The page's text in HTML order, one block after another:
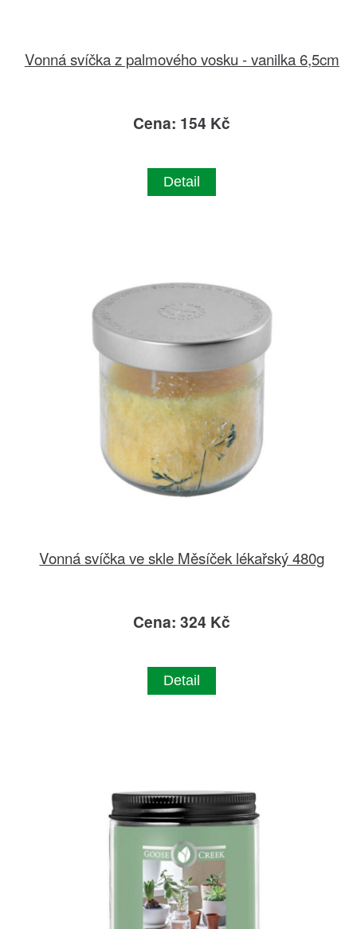
Vonná svíčka z palmového vosku - vanilka 6,5cm
Cena: 154 Kč
Detail
Vonná svíčka ve skle Měsíček lékařský 480g
Cena: 324 Kč
Detail